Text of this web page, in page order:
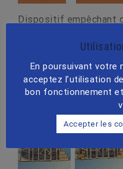
Dispositif empêchant
la porte palière,
En poursuivant votre
acceptez l’utilisation
bon fonctionnement
Accepter les